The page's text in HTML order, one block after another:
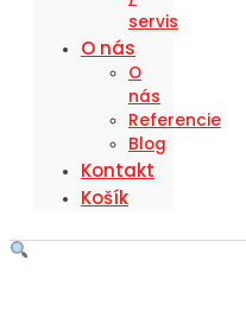
servis
O nás
O
nás
Referencie
Blog
Kontakt
Košík